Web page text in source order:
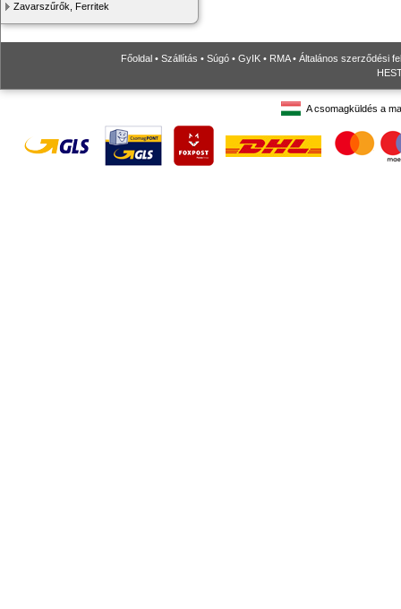
Zavarszűrők, Ferritek
Főoldal • Szállítás • Súgó • GyIK • RMA• Általános szerződési
A csomagküldés a